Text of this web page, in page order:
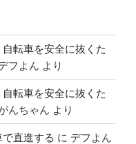
転車を安全に抜くた
フよん より
転車を安全に抜くた
んちゃん より
直進する に デフよん